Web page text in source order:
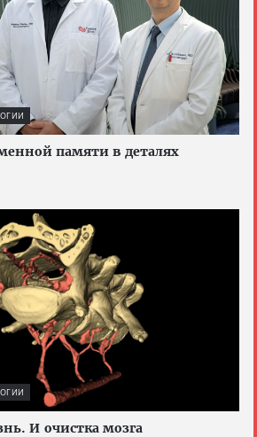
памяти в деталях
И очистка мозга